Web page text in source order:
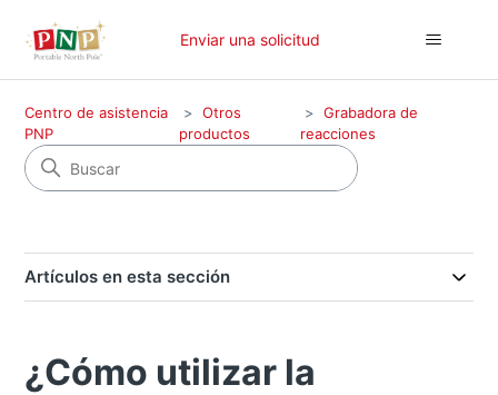
Enviar una solicitud
Centro de asistencia
PNP
Otros
productos
Grabadora de
reacciones
Artículos en esta sección
¿Cómo utilizar la